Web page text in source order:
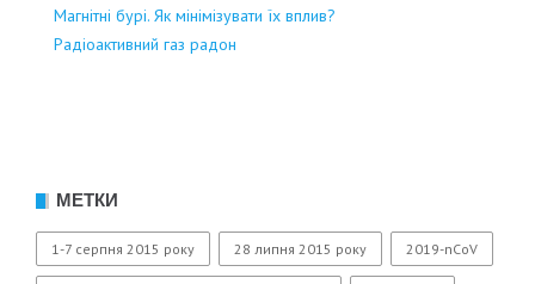
Магнітні бурі. Як мінімізувати їх вплив?
Радіоактивний газ радон
МЕТКИ
1-7 серпня 2015 року 28 липня 2015 року 2019-nCoV